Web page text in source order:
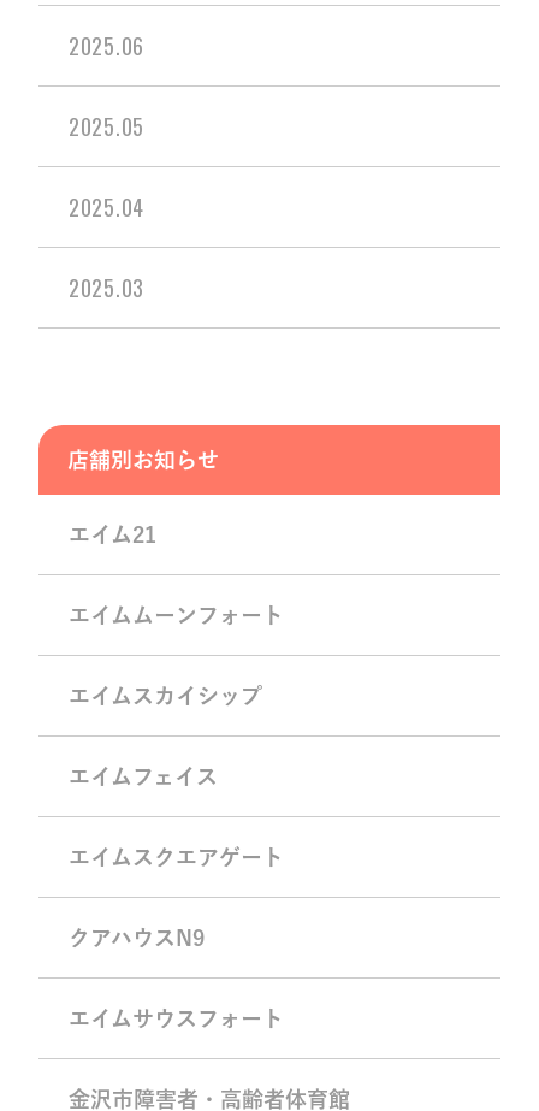
2025.06
2025.05
2025.04
2025.03
店舗別お知らせ
エイム21
エイムムーンフォート
エイムスカイシップ
エイムフェイス
エイムスクエアゲート
クアハウスN9
エイムサウスフォート
金沢市障害者・高齢者体育館